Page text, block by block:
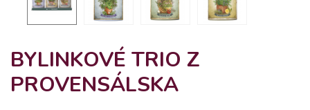
BYLINKOVÉ TRIO Z
PROVENSÁLSKA